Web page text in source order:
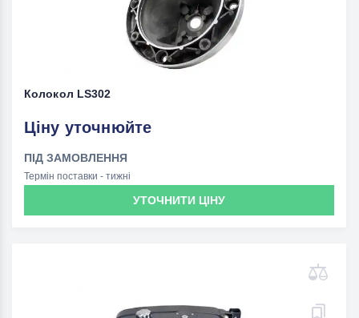
Колокол LS302
Ціну уточнюйте
ПІД ЗАМОВЛЕННЯ
Термін поставки - тижні
УТОЧНИТИ ЦІНУ